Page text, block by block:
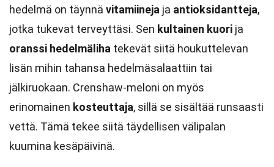
hedelmä on täynnä vitamiineja ja antioksidantteja,
jotka tukevat terveyttäsi. Sen kultainen kuori ja
oranssi hedelmäliha tekevät siitä houkuttelevan
lisän mihin tahansa hedelmäsalaattiin tai
jälkiruokaan. Crenshaw-meloni on myös
erinomainen kosteuttaja, sillä se sisältää runsaasti
vettä. Tämä tekee siitä täydellisen välipalan
kuumina kesäpäivinä.